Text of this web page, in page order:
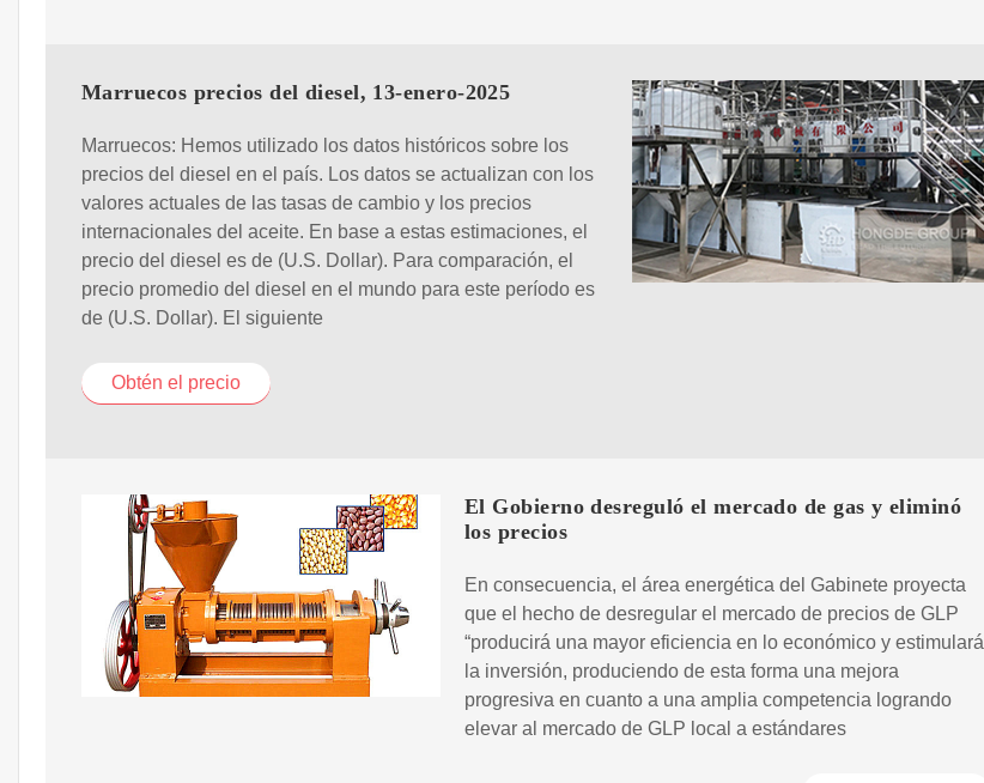
Marruecos precios del diesel, 13-enero-2025
Marruecos: Hemos utilizado los datos históricos sobre los
precios del diesel en el país. Los datos se actualizan con los
valores actuales de las tasas de cambio y los precios
internacionales del aceite. En base a estas estimaciones, el
precio del diesel es de (U.S. Dollar). Para comparación, el
precio promedio del diesel en el mundo para este período es
de (U.S. Dollar). El siguiente
Obtén el precio
El Gobierno desreguló el mercado de gas y eliminó
los precios
En consecuencia, el área energética del Gabinete proyecta
que el hecho de desregular el mercado de precios de GLP
“producirá una mayor eficiencia en lo económico y estimulará
la inversión, produciendo de esta forma una mejora
progresiva en cuanto a una amplia competencia logrando
elevar al mercado de GLP local a estándares